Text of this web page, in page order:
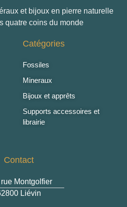
et bijoux en pierre naturelle
quatre coins du monde
Catégories
Fossiles
Mineraux
Bijoux et apprêts
Supports accessoires et
librairie
Contact
Montgolfier
Liévin